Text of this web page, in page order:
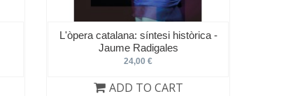
L'òpera catalana: síntesi històrica -
Jaume Radigales
24,00 €
ADD TO CART